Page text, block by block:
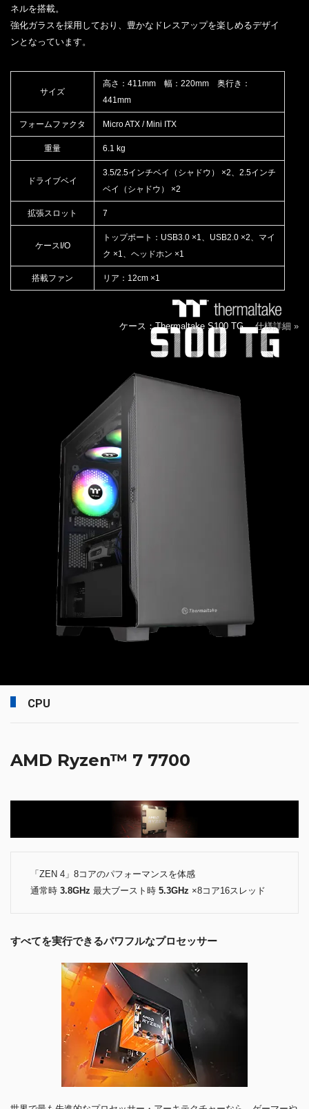
ネルを搭載。
強化ガラスを採用しており、豊かなドレスアップを楽しめるデザイ
ンとなっています。
サイズ
高さ：411mm 幅：220mm 奥行き：
441mm
フォームファクタ Micro ATX / Mini ITX
重量 6.1 kg
ドライブベイ
3.5/2.5インチベイ（シャドウ） ×2、2.5インチ
ベイ（シャドウ） ×2
拡張スロット 7
ケースI/O
トップポート：USB3.0 ×1、USB2.0 ×2、マイ
ク ×1、ヘッドホン ×1
搭載ファン リア：12cm ×1
ケース：Thermaltake S100 TG仕様詳細 »
CPU
AMD Ryzen™ 7 7700
「ZEN 4」8コアのパフォーマンスを体感
通常時 3.8GHz 最大ブースト時 5.3GHz ×8コア16スレッド
すべてを実行できるパワフルなプロセッサー